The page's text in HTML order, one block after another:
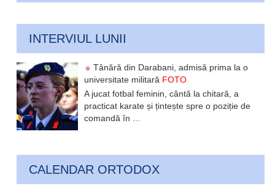
INTERVIUL LUNII
Tânără din Darabani, admisă prima la o
universitate militară FOTO
A jucat fotbal feminin, cântă la chitară, a
practicat karate și țintește spre o poziție de
comandă în ...
CALENDAR ORTODOX